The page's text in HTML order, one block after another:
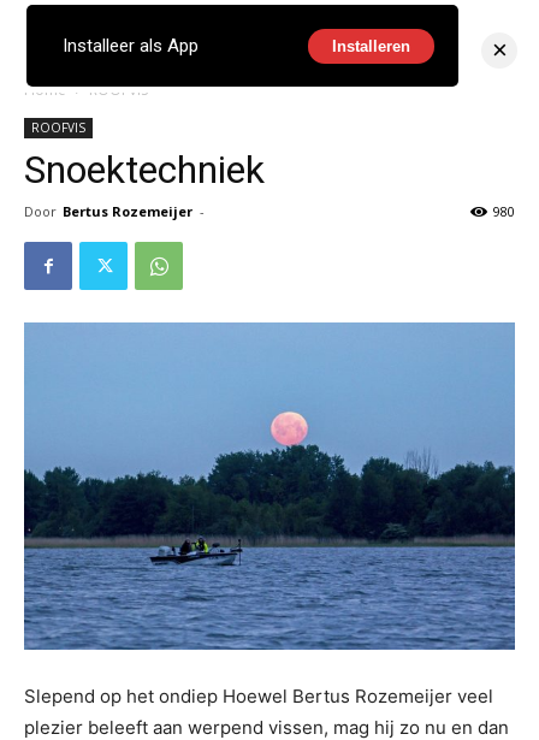
Home ROOFVIS
ROOFVIS
Snoektechniek
Door Bertus Rozemeijer - 980
Slepend op het ondiep Hoewel Bertus Rozemeijer veel
plezier beleeft aan werpend vissen, mag hij zo nu en dan
Installeer als App Installeren ×